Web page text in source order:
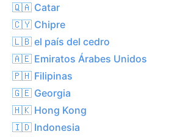
🇶🇦 Catar
🇨🇾 Chipre
🇱🇧 el país del cedro
🇦🇪 Emiratos Árabes Unidos
🇵🇭 Filipinas
🇬🇪 Georgia
🇭🇰 Hong Kong
🇮🇩 Indonesia